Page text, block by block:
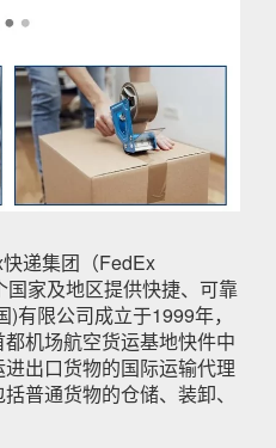
递集团（FedEx
家及地区提供快捷、可靠
有限公司成立于1999年，
机场航空货运基地快件中
出口货物的国际运输代理
普通货物的仓储、装卸、